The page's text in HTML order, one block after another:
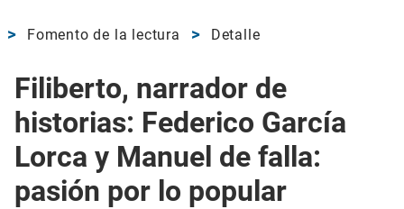
Fomento de la lectura Detalle
Filiberto, narrador de
historias: Federico García
Lorca y Manuel de falla:
pasión por lo popular